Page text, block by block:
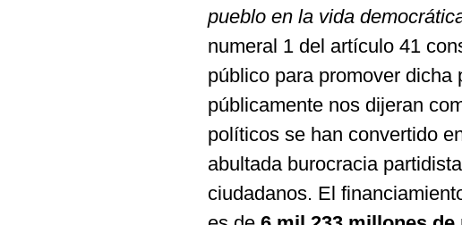
pueblo en la vida
numeral 1 del artículo 41
público para promover
públicamente nos dijeran
políticos se han convertido
abultada burocracia
ciudadanos. El